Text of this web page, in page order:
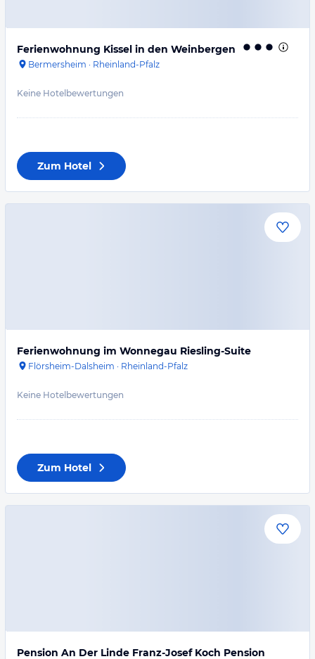
Ferienwohnung Kissel in den Weinbergen
Bermersheim · Rheinland-Pfalz
Keine Hotelbewertungen
Zum Hotel
Ferienwohnung im Wonnegau Riesling-Suite
Flörsheim-Dalsheim · Rheinland-Pfalz
Keine Hotelbewertungen
Zum Hotel
Pension An Der Linde Franz-Josef Koch Pension